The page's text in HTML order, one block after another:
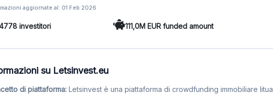
aggiornate al: 01 Feb 2026
investitori 111,0M EUR funded amount
su Letsinvest.eu
di piattaforma: Letsinvest è una piattaforma di crowdfunding immobiliare